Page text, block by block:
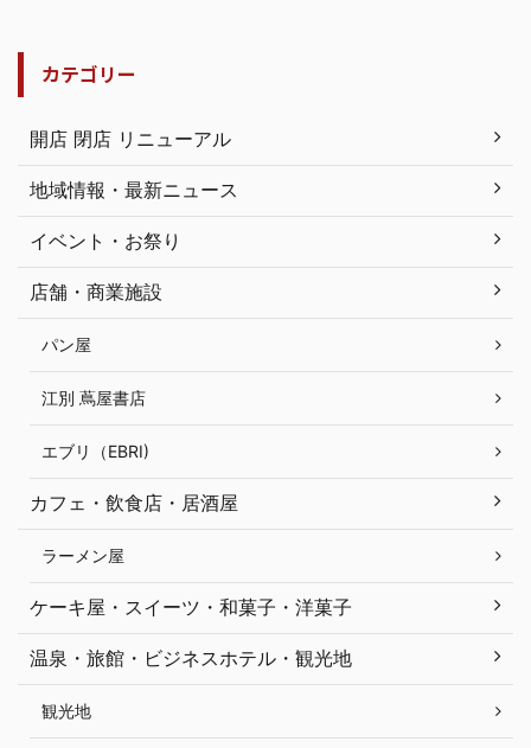
カテゴリー
開店 閉店 リニューアル
地域情報・最新ニュース
イベント・お祭り
店舗・商業施設
パン屋
江別 蔦屋書店
エブリ（EBRI)
カフェ・飲食店・居酒屋
ラーメン屋
ケーキ屋・スイーツ・和菓子・洋菓子
温泉・旅館・ビジネスホテル・観光地
観光地